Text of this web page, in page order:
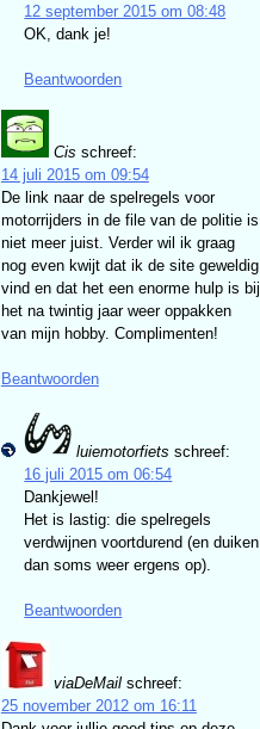
12 september 2015 om 08:48
OK, dank je!
Beantwoorden
Cis schreef:
14 juli 2015 om 09:54
De link naar de spelregels voor
motorrijders in de file van de politie is
niet meer juist. Verder wil ik graag
nog even kwijt dat ik de site geweldig
vind en dat het een enorme hulp is bij
het na twintig jaar weer oppakken
van mijn hobby. Complimenten!
Beantwoorden
luiemotorfiets schreef:
16 juli 2015 om 06:54
Dankjewel!
Het is lastig: die spelregels
verdwijnen voortdurend (en duiken
dan soms weer ergens op).
Beantwoorden
viaDeMail schreef:
25 november 2012 om 16:11